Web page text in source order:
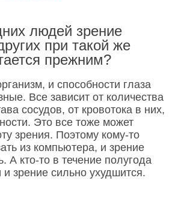
людей зрение
при такой же
прежним?
и способности глаза
Все зависит от количества
сосудов, от кровотока в них,
Это все тоже может
зрения. Поэтому кому-то
из компьютера, и зрение
А кто-то в течение полугода
и зрение сильно ухудшится.